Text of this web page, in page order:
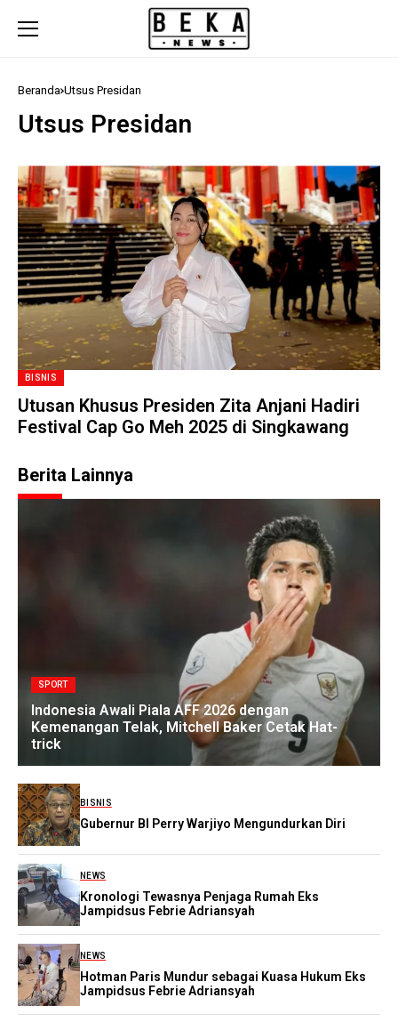
Beranda Utsus Presidan
Utsus Presidan
BISNIS
Utusan Khusus Presiden Zita Anjani Hadiri
Festival Cap Go Meh 2025 di Singkawang
Berita Lainnya
SPORT
Indonesia Awali Piala AFF 2026 dengan
Kemenangan Telak, Mitchell Baker Cetak Hat-
trick
BISNIS
Gubernur BI Perry Warjiyo Mengundurkan Diri
NEWS
Kronologi Tewasnya Penjaga Rumah Eks
Jampidsus Febrie Adriansyah
NEWS
Hotman Paris Mundur sebagai Kuasa Hukum Eks
Jampidsus Febrie Adriansyah